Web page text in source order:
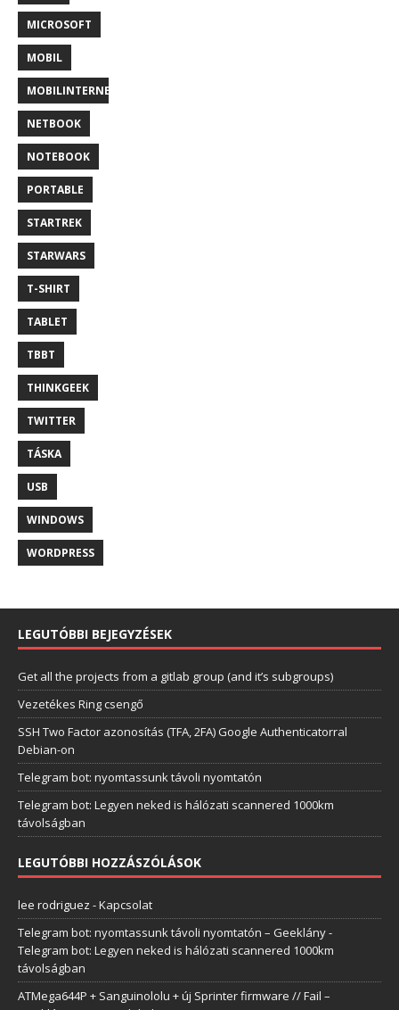
MICROSOFT
MOBIL
MOBILINTERNET
NETBOOK
NOTEBOOK
PORTABLE
STARTREK
STARWARS
T-SHIRT
TABLET
TBBT
THINKGEEK
TWITTER
TÁSKA
USB
WINDOWS
WORDPRESS
LEGUTÓBBI BEJEGYZÉSEK
Get all the projects from a gitlab group (and it’s subgroups)
Vezetékes Ring csengő
SSH Two Factor azonosítás (TFA, 2FA) Google Authenticatorral
Debian-on
Telegram bot: nyomtassunk távoli nyomtatón
Telegram bot: Legyen neked is hálózati scannered 1000km
távolságban
LEGUTÓBBI HOZZÁSZÓLÁSOK
lee rodriguez -Kapcsolat
Telegram bot: nyomtassunk távoli nyomtatón – Geeklány-
Telegram bot: Legyen neked is hálózati scannered 1000km
távolságban
ATMega644P + Sanguinololu + új Sprinter firmware // Fail –